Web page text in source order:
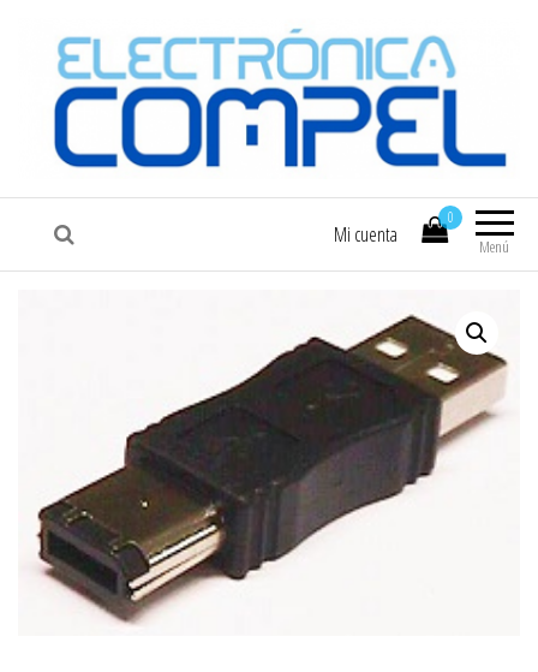
COMPEL Electrónica COMPEL
Menú
0
Mi cuenta